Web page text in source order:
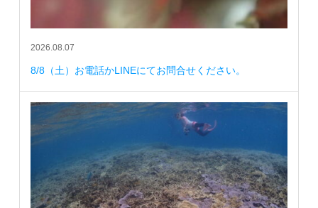
2026.08.07
8/8（土）お電話かLINEにてお問合せください。